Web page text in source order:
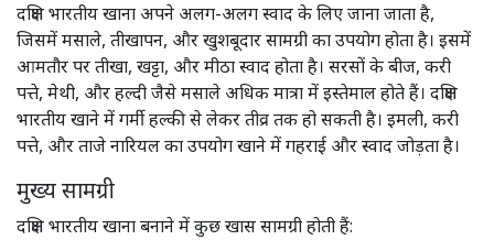
दक्षिण भारतीय खाना अपने अलग-अलग स्वाद के लिए जाना जाता है,
जिसमें मसाले, तीखापन, और खुशबूदार सामग्री का उपयोग होता है। इसमें
आमतौर पर तीखा, खट्टा, और मीठा स्वाद होता है। सरसों के बीज, करी
पत्ते, मेथी, और हल्दी जैसे मसाले अधिक मात्रा में इस्तेमाल होते हैं। दक्षिण
भारतीय खाने में गर्मी हल्की से लेकर तीव्र तक हो सकती है। इमली, करी
पत्ते, और ताजे नारियल का उपयोग खाने में गहराई और स्वाद जोड़ता है।
मुख्य सामग्री
दक्षिण भारतीय खाना बनाने में कुछ खास सामग्री होती हैं: